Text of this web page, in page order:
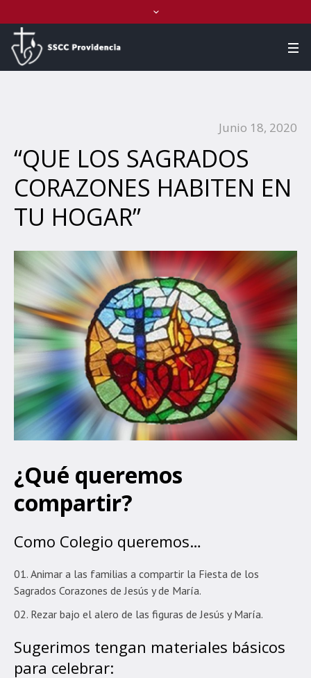
Junio 18, 2020
“QUE LOS SAGRADOS
CORAZONES HABITEN EN
TU HOGAR”
¿Qué queremos
compartir?
Como Colegio queremos…
Animar a las familias a compartir la Fiesta de los
Sagrados Corazones de Jesús y de María.
Rezar bajo el alero de las figuras de Jesús y María.
Sugerimos tengan materiales básicos
para celebrar: